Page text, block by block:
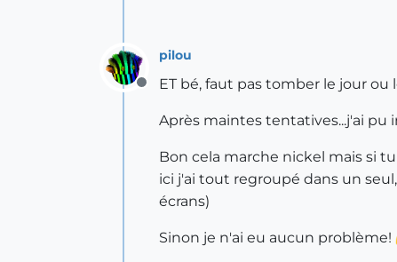
Offline
pilou
ET bé, faut pas tomber le jour ou
Après maintes tentatives...j'ai pu
Bon cela marche nickel mais si
ici j'ai tout regroupé dans un
écrans)
Sinon je n'ai eu aucun problème!